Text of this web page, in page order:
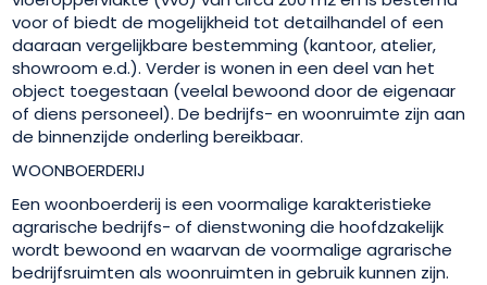
voor of biedt de mogelijkheid tot detailhandel of een
daaraan vergelijkbare bestemming (kantoor, atelier,
showroom e.d.). Verder is wonen in een deel van het
object toegestaan (veelal bewoond door de eigenaar
of diens personeel). De bedrijfs- en woonruimte zijn aan
de binnenzijde onderling bereikbaar.
WOONBOERDERIJ
Een woonboerderij is een voormalige karakteristieke
agrarische bedrijfs- of dienstwoning die hoofdzakelijk
wordt bewoond en waarvan de voormalige agrarische
bedrijfsruimten als woonruimten in gebruik kunnen zijn.